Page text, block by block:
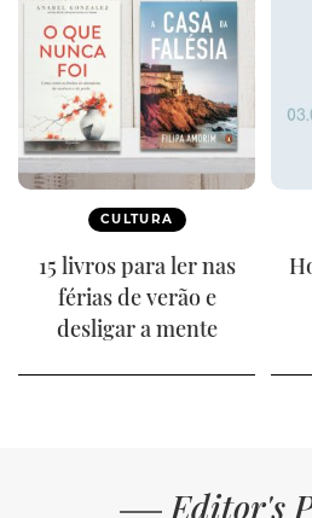
CULTURA
15 livros para ler nas
férias de verão e
desligar a mente
Editor's